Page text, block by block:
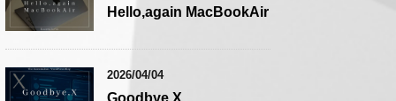
Hello,again MacBookAir
2026/04/04